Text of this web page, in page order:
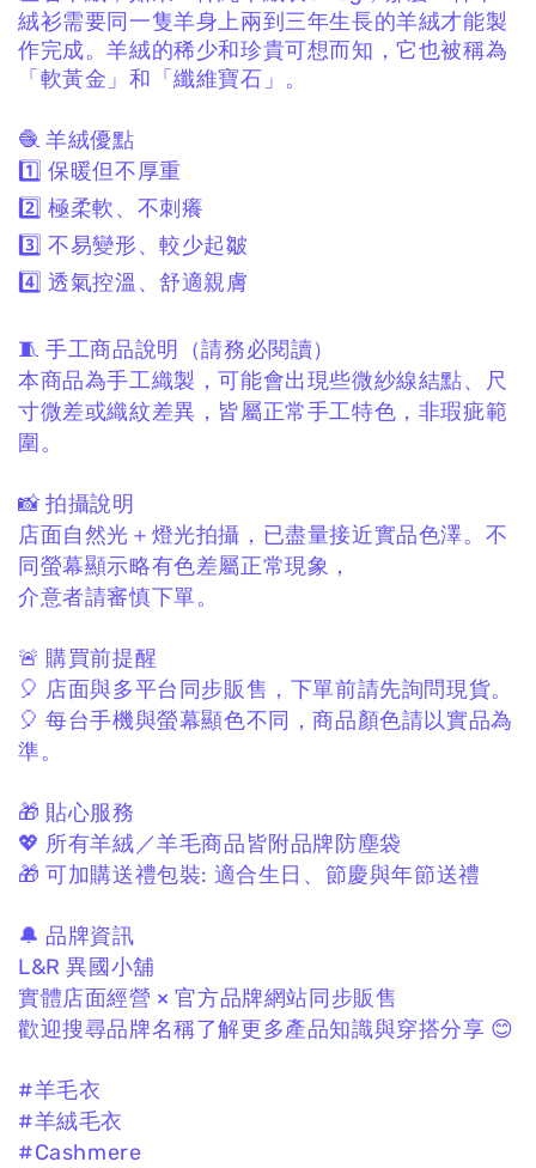
絨衫需要同一隻羊身上兩到三年生長的羊絨才能製
作完成。羊絨的稀少和珍貴可想而知，它也被稱為
「軟黃金」和「纖維寶石」。
🧶 羊絨優點
1️⃣ 保暖但不厚重
2️⃣ 極柔軟、不刺癢
3️⃣ 不易變形、較少起皺
4️⃣ 透氣控溫、舒適親膚
🧵 手工商品說明（請務必閱讀）
本商品為手工織製，可能會出現些微紗線結點、
尺
寸微差或織紋差異， 皆屬正常手工特色，非瑕疵範
圍。
📸 拍攝說明
店面自然光＋燈光拍攝， 已盡量接近實品色澤。 不
同螢幕顯示略有色差屬正常現象，
介意者請審慎下單。
🚨 購買前提醒
🎈 店面與多平台同步販售， 下單前請先詢問現貨。
🎈 每台手機與螢幕顯色不同，商品顏色請以實品為
準。
🎁 貼心服務
💖 所有羊絨／羊毛商品皆附品牌防塵袋
🎁 可加購送禮包裝: 適合生日、節慶與年節送禮
🔔 品牌資訊
L&R 異國小舖
實體店面經營 × 官方品牌網站同步販售
歡迎搜尋品牌名稱了解更多產品知識與穿搭分享 😊
#羊毛衣
#羊絨毛衣
#Cashmere